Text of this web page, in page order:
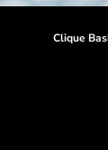
Clique